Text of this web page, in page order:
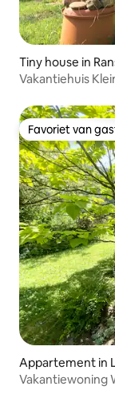
Tiny house in
Vakantiehuis
Favoriet van
Favoriet van
Appartement in
Vakantiewoning